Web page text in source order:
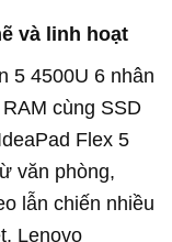
và linh hoạt
5 4500U 6 nhân
cùng SSD
Flex 5
văn phòng,
lẫn chiến nhiều
Lenovo